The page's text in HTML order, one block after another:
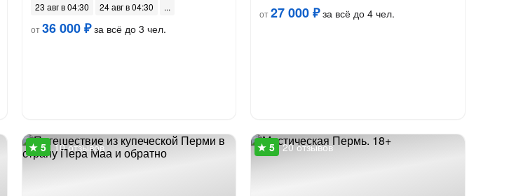
23 авг в 04:30
24 авг в 04:30
от36 000 ₽за всё до 3 чел.
от27 000 ₽за всё до 4 чел.
10 отзывов 20 отзывов